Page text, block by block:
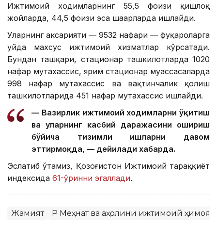
Ижтимоий ходимларнинг 55,5 фоизи қишлоқ
жойларда, 44,5 фоизи эса шаҳарларда ишлайди.
Уларнинг аксарияти — 9532 нафари — фуқароларга
уйда махсус ижтимоий хизматлар кўрсатади.
Бундан ташқари, стационар ташкилотларда 1020
нафар мутахассис, ярим стационар муассасаларда
998 нафар мутахассис ва вақтинчалик қолиш
ташкилотларида 451 нафар мутахассис ишлайди.
— Вазирлик ижтимоий ходимларни ўқитиш
ва уларнинг касбий даражасини ошириш
бўйича тизимли ишларни давом
эттирмоқда, — дейилади хабарда.
Эслатиб ўтамиз, Қозоғистон Ижтимоий тараққиёт
индексида 61-ўринни эгаллади.
Жамият ҚР Меҳнат ва аҳолини ижтимоий ҳимоя